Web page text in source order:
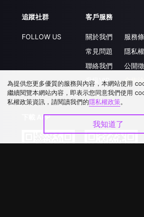
追蹤社群
FOLLOW US
客戶服務
關於我們
常見問題
聯絡我們
升級VIP
服務
隱私權
公開
合作
下載 APP
為提供您更多優質的服務與內容，本網站使用
繼續閱覽本網站內容，即表示您同意我們使用
私權政策資訊，請閱讀我們的隱私權政策。
我知道了